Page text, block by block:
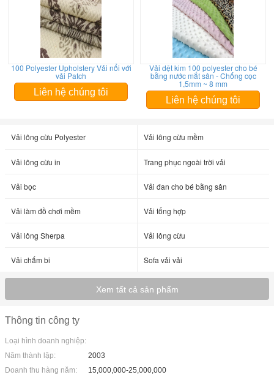
100 Polyester Upholstery Vải nổi với
vải Patch
Liên hệ chúng tôi
Vải dệt kim 100 polyester cho bé
bằng nước mắt sân - Chống cọc
1,5mm ~ 8 mm
Liên hệ chúng tôi
Vải lông cừu Polyester Vải lông cừu mềm
Vải lông cừu in Trang phục ngoài trời vải
Vải bọc Vải đan cho bé bằng sân
Vải làm đồ chơi mềm Vải tổng hợp
Vải lông Sherpa Vải lông cừu
Vải chấm bi Sofa vải vải
Xem tất cả sản phẩm
Thông tin công ty
Loại hình doanh nghiệp:
Năm thành lập:
2003
Doanh thu hàng năm:
15,000,000-25,000,000